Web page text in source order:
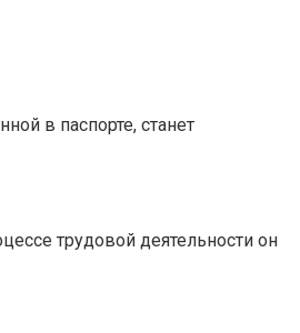
в паспорте, станет
трудовой деятельности он